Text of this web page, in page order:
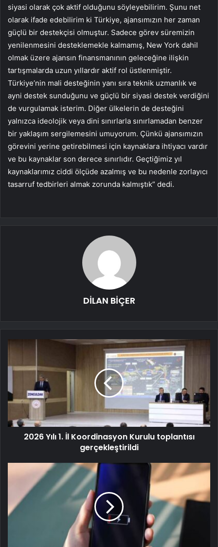
siyasi olarak çok aktif olduğunu söyleyebilirim. Şunu net
olarak ifade edebilirim ki Türkiye, ajansımızın her zaman
güçlü bir destekçisi olmuştur. Sadece görev süremizin
yenilenmesini desteklemekle kalmamış, New York dahil
olmak üzere ajansın finansmanının geleceğine ilişkin
tartışmalarda uzun yıllardır aktif rol üstlenmiştir.
Türkiye’nin mali desteğinin yanı sıra teknik uzmanlık ve
ayni destek sunduğunu ve güçlü bir siyasi destek verdiğini
de vurgulamak isterim. Diğer ülkelerin de desteğini
yalnızca ideolojik veya dini sınırlarla sınırlamadan benzer
bir yaklaşım sergilemesini umuyorum. Çünkü ajansımızın
görevini yerine getirebilmesi için kaynaklara ihtiyacı vardır
ve bu kaynaklar son derece sınırlıdır. Geçtiğimiz yıl
kaynaklarımız ciddi ölçüde azalmış ve bu nedenle zorlayıcı
tasarruf tedbirleri almak zorunda kalmıştık” dedi.
DİLAN BİÇER
2026 Yılı 1. İl Koordinasyon Kurulu toplantısı
gerçekleştirildi